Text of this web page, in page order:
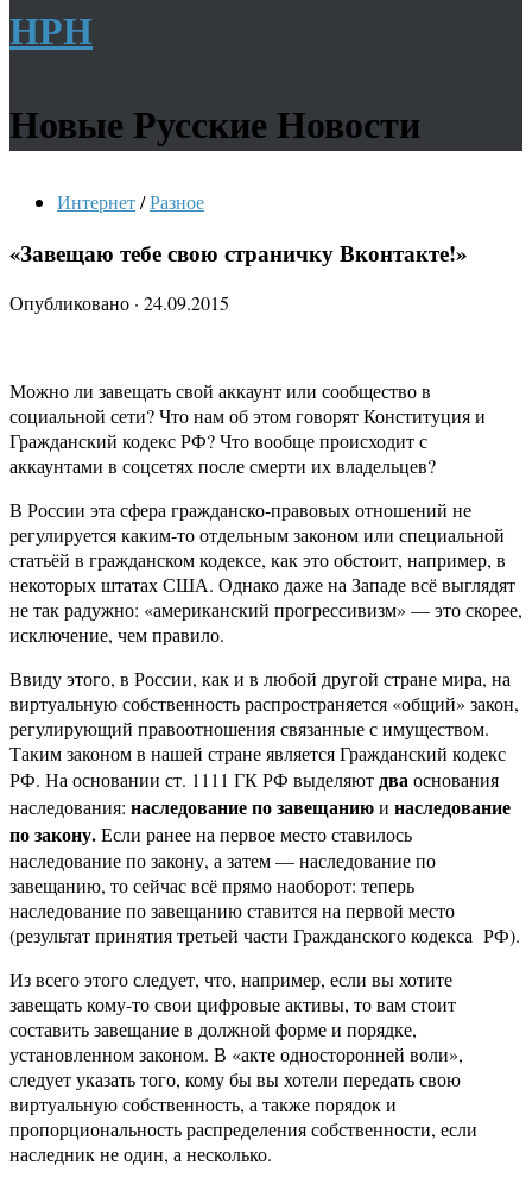
НРН
Новые Русские Новости
Интернет/Разное
«Завещаю тебе свою страничку Вконтакте!»
Опубликовано · 24.09.2015
Можно ли завещать свой аккаунт или сообщество в
социальной сети? Что нам об этом говорят Конституция и
Гражданский кодекс РФ? Что вообще происходит с
аккаунтами в соцсетях после смерти их владельцев?
В России эта сфера гражданско-правовых отношений не
регулируется каким-то отдельным законом или специальной
статьёй в гражданском кодексе, как это обстоит, например, в
некоторых штатах США. Однако даже на Западе всё выглядят
не так радужно: «американский прогрессивизм» — это скорее,
исключение, чем правило.
Ввиду этого, в России, как и в любой другой стране мира, на
виртуальную собственность распространяется «общий» закон,
регулирующий правоотношения связанные с имуществом.
Таким законом в нашей стране является Гражданский кодекс
РФ. На основании ст. 1111 ГК РФ выделяютдваоснования
наследования: наследование по завещаниюи наследование
по закону.Если ранее на первое место ставилось
наследование по закону, а затем — наследование по
завещанию, то сейчас всё прямо наоборот: теперь
наследование по завещанию ставится на первой место
(результат принятия третьей части Гражданского кодекса РФ).
Из всего этого следует, что, например, если вы хотите
завещать кому-то свои цифровые активы, то вам стоит
составить завещание в должной форме и порядке,
установленном законом. В «акте односторонней воли»,
следует указать того, кому бы вы хотели передать свою
виртуальную собственность, а также порядок и
пропорциональность распределения собственности, если
наследник не один, а несколько.